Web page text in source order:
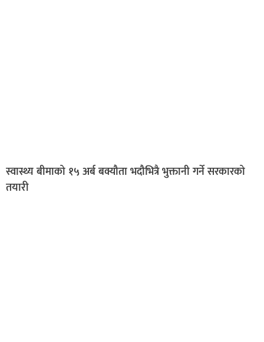
स्वास्थ्य बीमाको १५ अर्ब बक्यौता भदौभित्रै भुक्तानी गर्ने सरकारको
तयारी